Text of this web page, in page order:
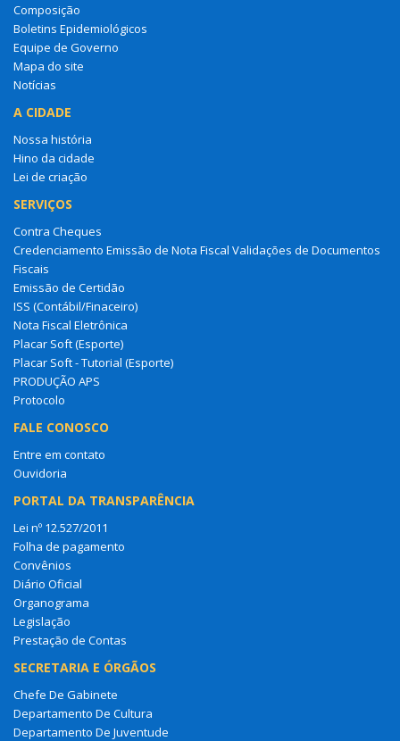
Composição
Boletins Epidemiológicos
Equipe de Governo
Mapa do site
Notícias
A CIDADE
Nossa história
Hino da cidade
Lei de criação
SERVIÇOS
Contra Cheques
Credenciamento Emissão de Nota Fiscal Validações de Documentos
Fiscais
Emissão de Certidão
ISS (Contábil/Finaceiro)
Nota Fiscal Eletrônica
Placar Soft (Esporte)
Placar Soft - Tutorial (Esporte)
PRODUÇÃO APS
Protocolo
FALE CONOSCO
Entre em contato
Ouvidoria
PORTAL DA TRANSPARÊNCIA
Lei nº 12.527/2011
Folha de pagamento
Convênios
Diário Oficial
Organograma
Legislação
Prestação de Contas
SECRETARIA E ÓRGÃOS
Chefe De Gabinete
Departamento De Cultura
Departamento De Juventude